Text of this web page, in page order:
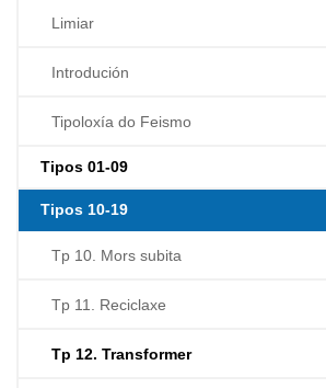
Limiar
Introdución
Tipoloxía do Feismo
Tipos 01-09
Tipos 10-19
Tp 10. Mors subita
Tp 11. Reciclaxe
Tp 12. Transformer